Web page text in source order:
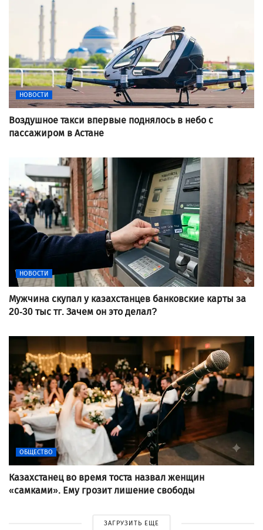
НОВОСТИ
Воздушное такси впервые поднялось в небо с
пассажиром в Астане
НОВОСТИ
Мужчина скупал у казахстанцев банковские карты за
20-30 тыс тг. Зачем он это делал?
ОБЩЕСТВО
Казахстанец во время тоста назвал женщин
«самками». Ему грозит лишение свободы
ЗАГРУЗИТЬ ЕЩЕ